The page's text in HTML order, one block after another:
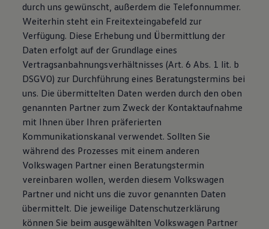
durch uns gewünscht, außerdem die Telefonnummer.
Weiterhin steht ein Freitexteingabefeld zur
Verfügung. Diese Erhebung und Übermittlung der
Daten erfolgt auf der Grundlage eines
Vertragsanbahnungsverhältnisses (Art. 6 Abs. 1 lit. b
DSGVO) zur Durchführung eines Beratungstermins bei
uns. Die übermittelten Daten werden durch den oben
genannten Partner zum Zweck der Kontaktaufnahme
mit Ihnen über Ihren präferierten
Kommunikationskanal verwendet. Sollten Sie
während des Prozesses mit einem anderen
Volkswagen Partner einen Beratungstermin
vereinbaren wollen, werden diesem Volkswagen
Partner und nicht uns die zuvor genannten Daten
übermittelt. Die jeweilige Datenschutzerklärung
können Sie beim ausgewählten Volkswagen Partner